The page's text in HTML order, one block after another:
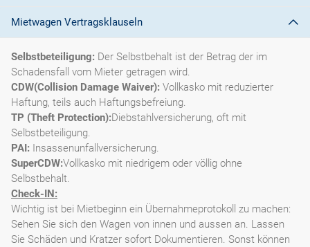
Mietwagen Vertragsklauseln
Selbstbeteiligung: Der Selbstbehalt ist der Betrag der im
Schadensfall vom Mieter getragen wird.
CDW(Collision Damage Waiver): Vollkasko mit reduzierter
Haftung, teils auch Haftungsbefreiung.
TP (Theft Protection):Diebstahlversicherung, oft mit
Selbstbeteiligung.
PAI: Insassenunfallversicherung.
SuperCDW:Vollkasko mit niedrigem oder völlig ohne
Selbstbehalt.
Check-IN:
Wichtig ist bei Mietbeginn ein Übernahmeprotokoll zu machen:
Sehen Sie sich den Wagen von innen und aussen an. Lassen
Sie Schäden und Kratzer sofort Dokumentieren. Sonst können